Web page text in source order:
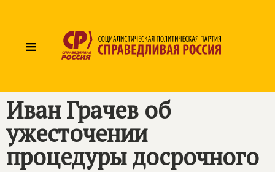
≡
Иван Грачев об
ужесточении
процедуры досрочного